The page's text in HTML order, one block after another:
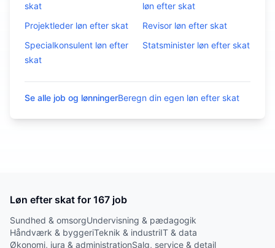
skat
løn efter skat
Projektleder løn efter skat Revisor løn efter skat
Specialkonsulent løn efter
skat
Statsminister løn efter skat
Se alle job og lønningerBeregn din egen løn efter skat
Løn efter skat for 167 job
Sundhed & omsorgUndervisning & pædagogik
Håndværk & byggeriTeknik & industriIT & data
Økonomi, jura & administrationSalg, service & detail